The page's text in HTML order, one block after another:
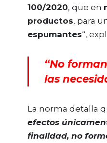
100/2020, que en
productos, para
espumantes“,
“No
las
La norma detalla
efectos
finalidad, no